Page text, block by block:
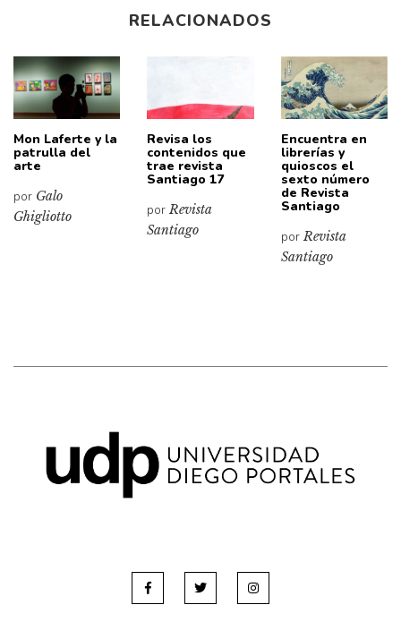
RELACIONADOS
Mon Laferte y la
patrulla del
arte
por Galo
Ghigliotto
Revisa los
contenidos que
trae revista
Santiago 17
porRevista
Santiago
Encuentra en
librerías y
quioscos el
sexto número
de Revista
Santiago
porRevista
Santiago